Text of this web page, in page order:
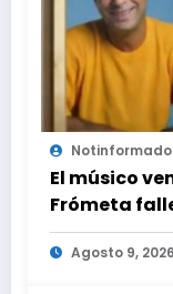
El músico
Frómeta
Agosto 9, 2026